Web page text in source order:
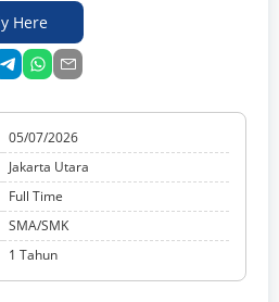
Here
05/07/2026
Jakarta Utara
Full Time
SMA/SMK
1 Tahun